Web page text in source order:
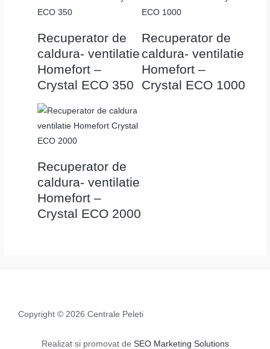
Recuperator de
caldura- ventilatie
Homefort –
Crystal ECO 350
Recuperator de
caldura- ventilatie
Homefort –
Crystal ECO 1000
Recuperator de
caldura- ventilatie
Homefort –
Crystal ECO 2000
Copyright © 2026 Centrale Peleti
Realizat si promovat de SEO Marketing Solutions